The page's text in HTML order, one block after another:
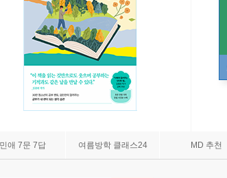
애 7문 7답 여름방학 클래스24 MD 추천